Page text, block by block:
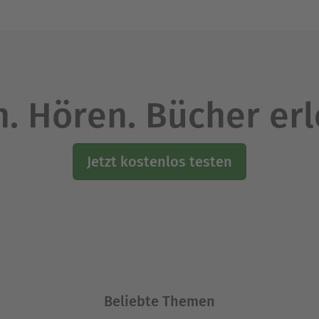
Hören. Bücher
Jetzt kostenlos testen
Beliebte Themen